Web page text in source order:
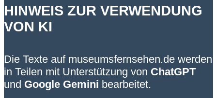
HINWEIS ZUR VERWENDUNG
VON KI
Die Texte auf museumsfernsehen.de werden
in Teilen mit Unterstützung von ChatGPT
und Google Gemini bearbeitet.